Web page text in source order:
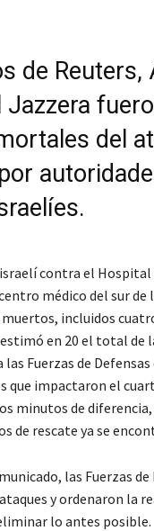
de Reuters,
Jazzera
del
contra el Hospital
médico del sur de
incluidos
en 20 el total de
Fuerzas de Defensas
que impactaron el
minutos de diferencia,
de rescate ya se
las Fuerzas
y ordenaron la
lo antes posible.